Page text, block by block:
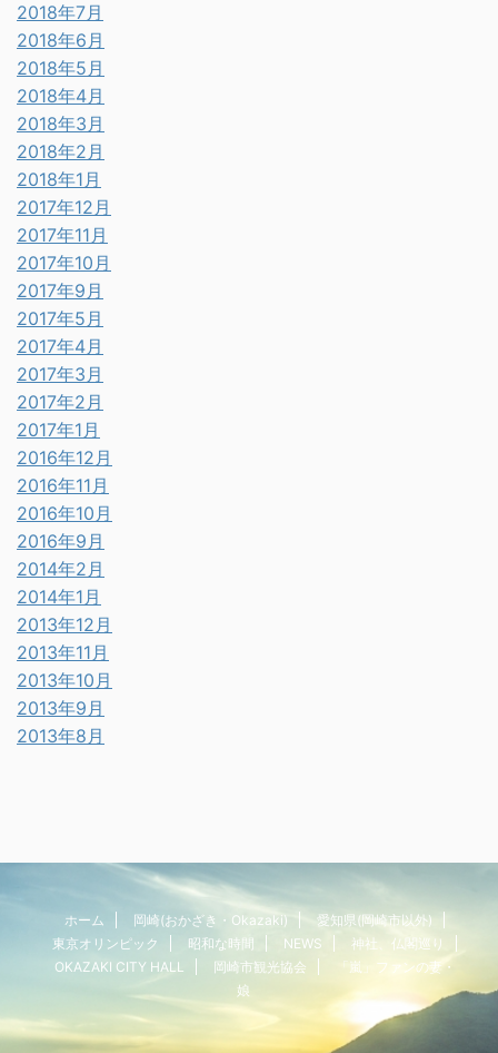
2018年7月
2018年6月
2018年5月
2018年4月
2018年3月
2018年2月
2018年1月
2017年12月
2017年11月
2017年10月
2017年9月
2017年5月
2017年4月
2017年3月
2017年2月
2017年1月
2016年12月
2016年11月
2016年10月
2016年9月
2014年2月
2014年1月
2013年12月
2013年11月
2013年10月
2013年9月
2013年8月
ホーム 岡崎(おかざき・Okazaki)
愛知県(岡崎市以外)
東京オリンピック
昭和な時間 NEWS
神社、仏閣巡り
OKAZAKI CITY HALL
岡崎市観光協会
「嵐」ファンの妻・
娘